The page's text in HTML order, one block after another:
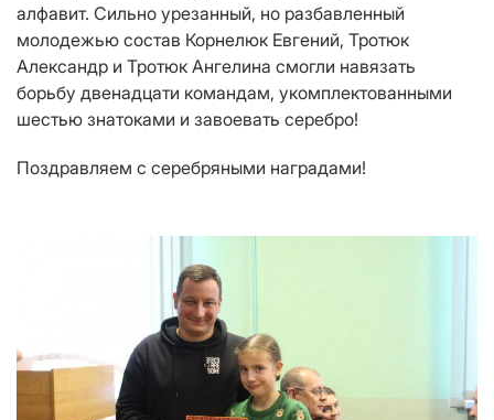
алфавит. Сильно урезанный, но разбавленный
молодежью состав Корнелюк Евгений, Тротюк
Александр и Тротюк Ангелина смогли навязать
борьбу двенадцати командам, укомплектованными
шестью знатоками и завоевать серебро!
Поздравляем с серебряными наградами!